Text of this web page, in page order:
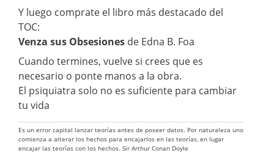
Y luego comprate el libro más destacado del
TOC:
Venza sus Obsesiones de Edna B. Foa
Cuando termines, vuelve si crees que es
necesario o ponte manos a la obra.
El psiquiatra solo no es suficiente para cambiar
tu vida
Es un error capital lanzar teorías antes de poseer datos. Por naturaleza uno
comienza a alterar los hechos para encajarlos en las teorías, en lugar
encajar las teorías con los hechos. Sir Arthur Conan Doyle